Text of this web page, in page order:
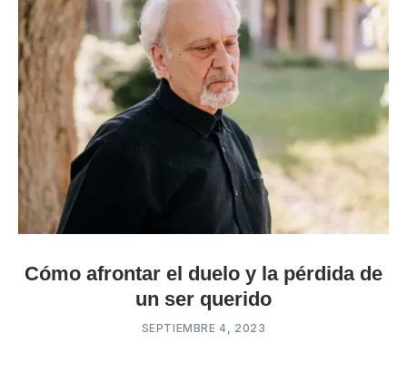
Cómo afrontar el duelo y la pérdida de
un ser querido
SEPTIEMBRE 4, 2023